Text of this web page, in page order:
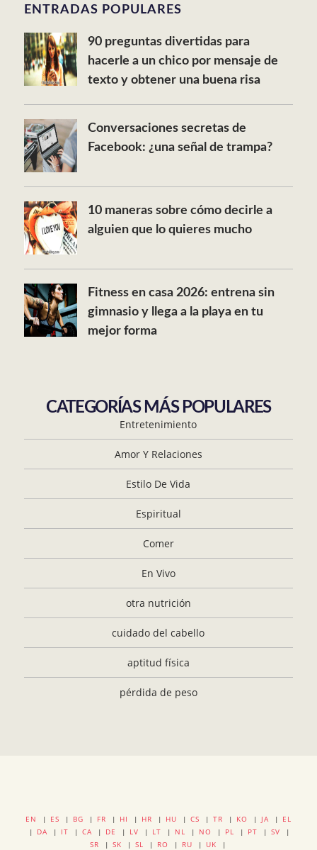
ENTRADAS POPULARES
90 preguntas divertidas para
hacerle a un chico por mensaje de
texto y obtener una buena risa
Conversaciones secretas de
Facebook: ¿una señal de trampa?
10 maneras sobre cómo decirle a
alguien que lo quieres mucho
Fitness en casa 2026: entrena sin
gimnasio y llega a la playa en tu
mejor forma
CATEGORÍAS MÁS POPULARES
Entretenimiento
Amor Y Relaciones
Estilo De Vida
Espiritual
Comer
En Vivo
otra nutrición
cuidado del cabello
aptitud física
pérdida de peso
EN | ES | BG | FR | HI | HR | HU | CS | TR | KO | JA | EL
| DA | IT | CA | DE | LV | LT | NL | NO | PL | PT | SV |
SR | SK | SL | RO | RU | UK |